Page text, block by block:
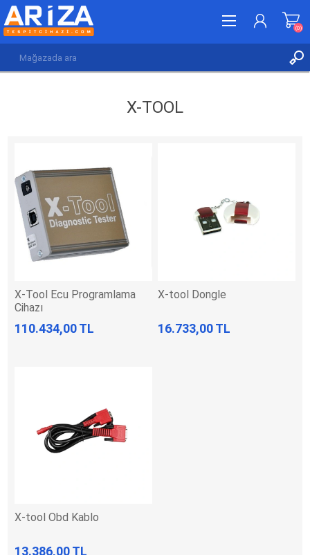
(0)
X-TOOL
X-Tool Ecu Programlama
Cihazı
110.434,00 TL
X-tool Dongle
16.733,00 TL
X-tool Obd Kablo
13.386,00 TL